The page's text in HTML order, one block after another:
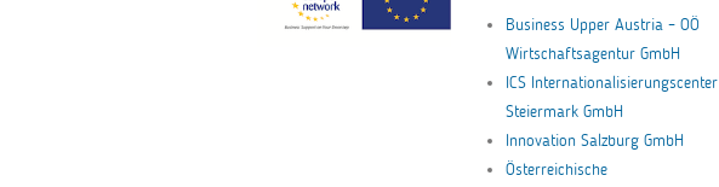
Business Upper Austria – OÖ
Wirtschaftsagentur GmbH
ICS Internationalisierungscenter
Steiermark GmbH
Innovation Salzburg GmbH
Österreichische